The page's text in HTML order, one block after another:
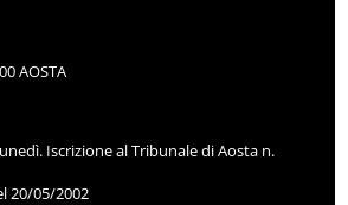
AOSTA
Iscrizione al Tribunale di Aosta n.
20/05/2002